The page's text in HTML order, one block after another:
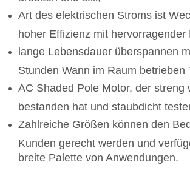
Art des elektrischen Stroms ist
hoher Effizienz mit hervorragender
lange Lebensdauer überspannen
Stunden Wann im Raum betrieben
AC Shaded Pole Motor, der streng
bestanden hat und staubdicht
Zahlreiche Größen können den
Kunden gerecht werden und
breite Palette von Anwendungen.